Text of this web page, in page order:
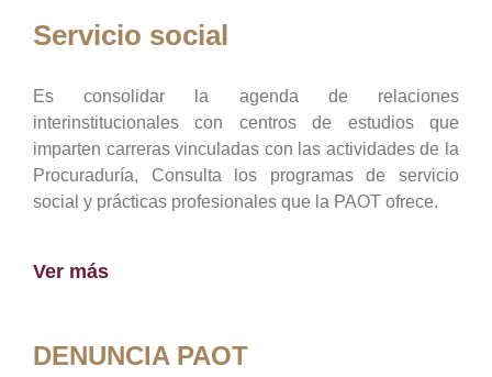
Servicio social
Es consolidar la agenda de relaciones
interinstitucionales con centros de estudios que
imparten carreras vinculadas con las actividades de la
Procuraduría, Consulta los programas de servicio
social y prácticas profesionales que la PAOT ofrece.
Ver más
DENUNCIA PAOT